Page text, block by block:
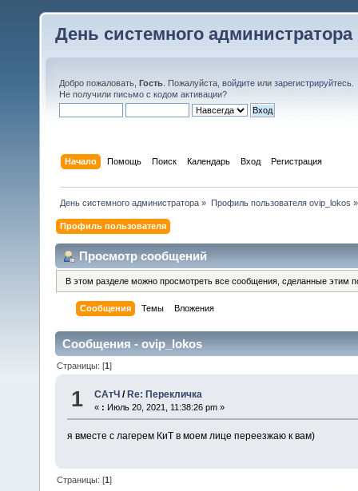
День системного администратора
Добро пожаловать, Гость . Пожалуйста, войдите или зарегистрируйтесь
Не получили письмо с кодом активации?
Начало Помощь Поиск Календарь Вход Регистрация
День системного администратора » Профиль пользователя ovip_lokos »
Профиль пользователя
Просмотр сообщений
В этом разделе можно просмотреть все сообщения, сделанные этим
Сообщения Темы Вложения
Сообщения - ovip_lokos
Страницы: [1]
1 САтЧ / Re: Перекличка
« : Июль 20, 2021, 11:38:26 pm »
я вместе с лагерем КиТ в моем лице переезжаю к вам)
Страницы: [1]